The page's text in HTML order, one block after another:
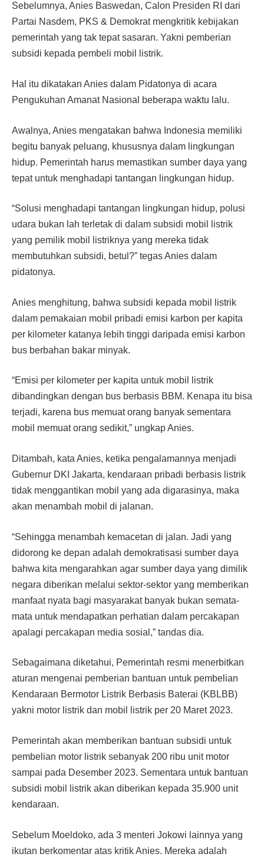
Sebelumnya, Anies Baswedan, Calon Presiden RI dari
Partai Nasdem, PKS & Demokrat mengkritik kebijakan
pemerintah yang tak tepat sasaran. Yakni pemberian
subsidi kepada pembeli mobil listrik.
Hal itu dikatakan Anies dalam Pidatonya di acara
Pengukuhan Amanat Nasional beberapa waktu lalu.
Awalnya, Anies mengatakan bahwa Indonesia memiliki
begitu banyak peluang, khususnya dalam lingkungan
hidup. Pemerintah harus memastikan sumber daya yang
tepat untuk menghadapi tantangan lingkungan hidup.
“Solusi menghadapi tantangan lingkungan hidup, polusi
udara bukan lah terletak di dalam subsidi mobil listrik
yang pemilik mobil listriknya yang mereka tidak
membutuhkan subsidi, betul?” tegas Anies dalam
pidatonya.
Anies menghitung, bahwa subsidi kepada mobil listrik
dalam pemakaian mobil pribadi emisi karbon per kapita
per kilometer katanya lebih tinggi daripada emisi karbon
bus berbahan bakar minyak.
“Emisi per kilometer per kapita untuk mobil listrik
dibandingkan dengan bus berbasis BBM. Kenapa itu bisa
terjadi, karena bus memuat orang banyak sementara
mobil memuat orang sedikit,” ungkap Anies.
Ditambah, kata Anies, ketika pengalamannya menjadi
Gubernur DKI Jakarta, kendaraan pribadi berbasis listrik
tidak menggantikan mobil yang ada digarasinya, maka
akan menambah mobil di jalanan.
“Sehingga menambah kemacetan di jalan. Jadi yang
didorong ke depan adalah demokratisasi sumber daya
bahwa kita mengarahkan agar sumber daya yang dimilik
negara diberikan melalui sektor-sektor yang memberikan
manfaat nyata bagi masyarakat banyak bukan semata-
mata untuk mendapatkan perhatian dalam percakapan
apalagi percakapan media sosial,” tandas dia.
Sebagaimana diketahui, Pemerintah resmi menerbitkan
aturan mengenai pemberian bantuan untuk pembelian
Kendaraan Bermotor Listrik Berbasis Baterai (KBLBB)
yakni motor listrik dan mobil listrik per 20 Maret 2023.
Pemerintah akan memberikan bantuan subsidi untuk
pembelian motor listrik sebanyak 200 ribu unit motor
sampai pada Desember 2023. Sementara untuk bantuan
subsidi mobil listrik akan diberikan kepada 35.900 unit
kendaraan.
Sebelum Moeldoko, ada 3 menteri Jokowi lainnya yang
ikutan berkomentar atas kritik Anies. Mereka adalah